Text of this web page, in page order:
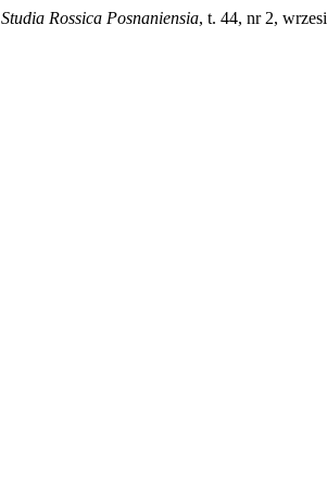
Studia Rossica Posnaniensia, t. 44, nr 2,